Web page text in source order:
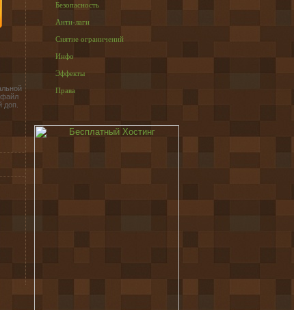
Безопасность
Анти-лаги
Снятие ограничений
Инфо
Эффекты
Права
файл
доп.